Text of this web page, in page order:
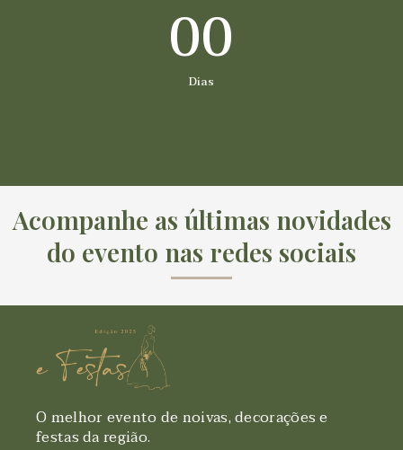
00
Dias
Acompanhe as últimas novidades
do evento nas redes sociais
O melhor evento de noivas, decorações e
festas da região.